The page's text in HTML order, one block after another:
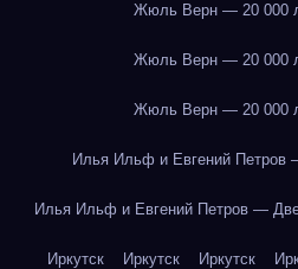
Жюль Верн — 20 000
Жюль Верн — 20 000
Жюль Верн — 20 000
Илья Ильф и Евгений Петров
Илья Ильф и Евгений Петров —
Иркутск Иркутск Иркутск